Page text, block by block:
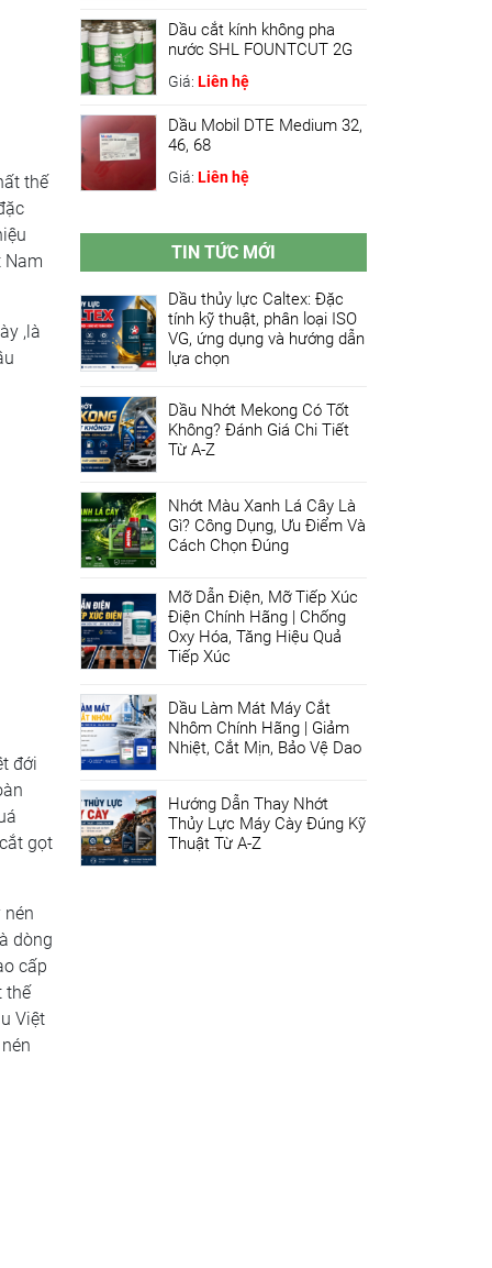
thế
Nam
,là
đới
gọt
dòng
cấp
thế
Việt
Dầu cắt kính không pha
nước SHL FOUNTCUT 2G
Giá: Liên hệ
Dầu Mobil DTE Medium 32,
46, 68
Giá: Liên hệ
TIN TỨC MỚI
Dầu thủy lực Caltex: Đặc
tính kỹ thuật, phân loại ISO
VG, ứng dụng và hướng dẫn
lựa chọn
Dầu Nhớt Mekong Có Tốt
Không? Đánh Giá Chi Tiết
Từ A-Z
Nhớt Màu Xanh Lá Cây Là
Gì? Công Dụng, Ưu Điểm Và
Cách Chọn Đúng
Mỡ Dẫn Điện, Mỡ Tiếp Xúc
Điện Chính Hãng | Chống
Oxy Hóa, Tăng Hiệu Quả
Tiếp Xúc
Dầu Làm Mát Máy Cắt
Nhôm Chính Hãng | Giảm
Nhiệt, Cắt Mịn, Bảo Vệ Dao
Hướng Dẫn Thay Nhớt
Thủy Lực Máy Cày Đúng Kỹ
Thuật Từ A-Z